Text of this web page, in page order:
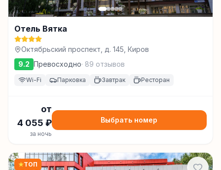
Отель Вятка
Октябрьский проспект, д. 145, Киров
9.2 Превосходно· 89 отзывов
Wi-Fi Парковка Завтрак Ресторан
от
4 055 ₽
за ночь
Выбрать номер
★ТОП